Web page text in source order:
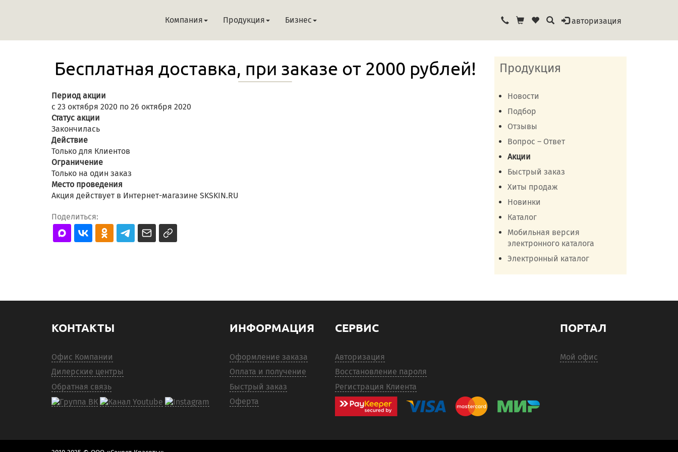
Компания Продукция Бизнес авторизация
Бесплатная доставка, при заказе от 2000 рублей!
Период акции
с 23 октября 2020 по 26 октября 2020
Статус акции
Закончилась
Действие
Только для Клиентов
Ограничение
Только на один заказ
Место проведения
Акция действует в Интернет-магазине SKSKIN.RU
Поделиться:
Продукция
Новости
Подбор
Отзывы
Вопрос – Ответ
Акции
Быстрый заказ
Хиты продаж
Новинки
Каталог
Мобильная версия
электронного каталога
Электронный каталог
КОНТАКТЫ
Офис Компании
Дилерские центры
Обратная связь
ИНФОРМАЦИЯ
Оформление заказа
Оплата и получение
Быстрый заказ
Оферта
СЕРВИС
Авторизация
Восстановление пароля
Регистрация Клиента
ПОРТАЛ
Мой офис